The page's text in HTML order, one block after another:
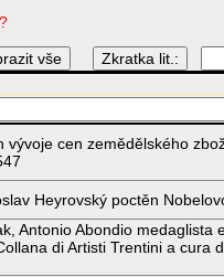
Zkratka lit.:
vývoje cen zemědělského
Heyrovský poctěn
Antonio Abondio medaglista
di Artisti Trentini a cura